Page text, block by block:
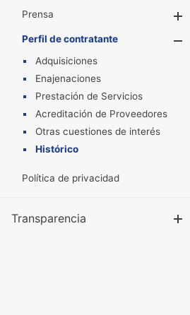
Prensa
Perfil de contratante
Adquisiciones
Enajenaciones
Prestación de Servicios
Acreditación de Proveedores
Otras cuestiones de interés
Histórico
Política de privacidad
Transparencia